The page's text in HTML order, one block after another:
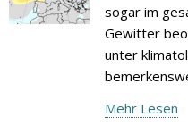
sogar im
Gewitter
unter
Mehr Lesen